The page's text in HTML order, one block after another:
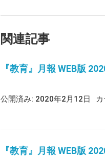
関連記事
『教育』月報 WEB版
公開済み: 2020年2月12日
『教育』月報 WEB版